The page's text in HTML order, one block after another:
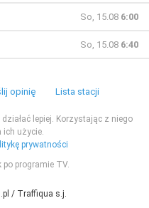
So, 15.08 6:00
So, 15.08 6:40
opinię Lista stacji
lepiej. Korzystając z niego
użycie.
prywatności
po programie TV.
/ Traffiqua s.j.